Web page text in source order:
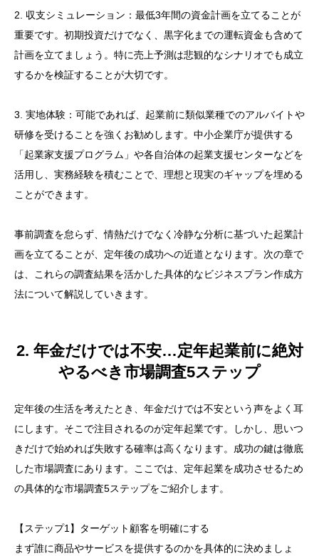
2. 収支シミュレーション：最低3年間の資金計画を立てることが
重要です。初期投資だけでなく、黒字化までの運転資金も含めて
計画を立てましょう。特に売上予測は悲観的なシナリオでも成立
するかを検証することが大切です。
3. 実地体験：可能であれば、起業前に類似業種でのアルバイトや
研修を受けることを強くお勧めします。中小企業庁が提供する
「起業家支援プログラム」や各自治体の起業支援センターなどを
活用し、実務経験を積むことで、理想と現実のギャップを埋める
ことができます。
事前調査を怠らず、情熱だけでなく冷静な分析に基づいた起業計
画を立てることが、定年後の成功への近道となります。次の章で
は、これらの調査結果を活かした具体的なビジネスプラン作成方
法について解説していきます。
2. 年金だけでは不安…定年起業前に絶対
やるべき市場調査5ステップ
定年後の生活を考えたとき、年金だけでは不安という声をよく耳
にします。そこで注目されるのが定年起業です。しかし、思いつ
きだけで始めれば失敗する確率は高くなります。成功の鍵は徹底
した市場調査にあります。ここでは、定年起業を成功させるため
の具体的な市場調査5ステップをご紹介します。
【ステップ1】ターゲット顧客を明確にする
まず誰に商品やサービスを提供するのかを具体的に決めましょ